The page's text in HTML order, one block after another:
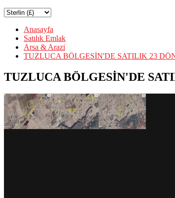
Anasayfa
Satılık Emlak
Arsa & Arazi
TUZLUCA BÖLGESİN'DE SATILIK 23
TUZLUCA BÖLGESİN'DE